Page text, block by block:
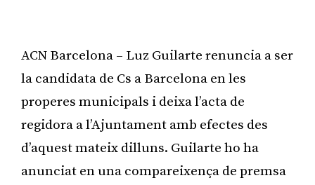
ACN Barcelona – Luz Guilarte renuncia a ser
la candidata de Cs a Barcelona en les
properes municipals i deixa l’acta de
regidora a l’Ajuntament amb efectes des
d’aquest mateix dilluns. Guilarte ho ha
anunciat en una compareixença de premsa